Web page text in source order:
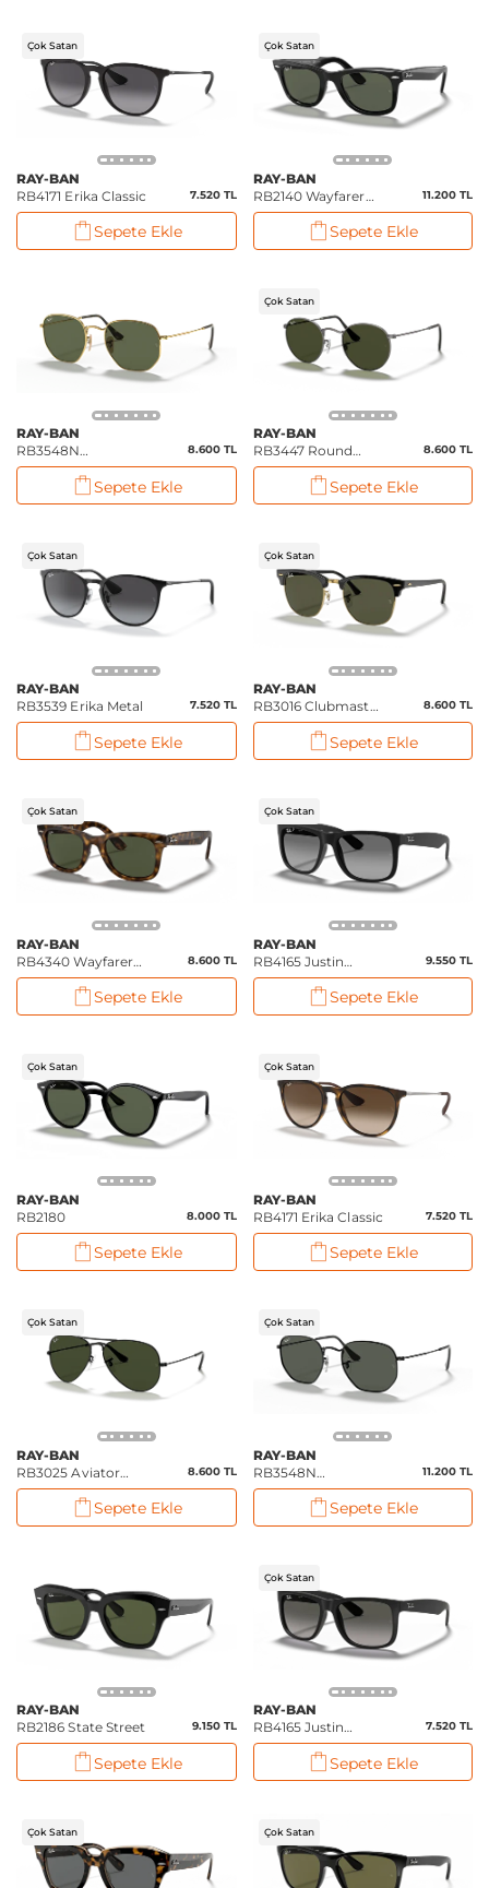
Çok Satan
RAY-BAN
RB4171 Erika Classic
7.520 TL
Sepete Ekle
Çok Satan
RAY-BAN
RB2140 Wayfarer
(Polarize)
11.200 TL
Sepete Ekle
RAY-BAN
RB3548N
Hexagonal Flat
8.600 TL
Sepete Ekle
Çok Satan
RAY-BAN
RB3447 Round
Metal
8.600 TL
Sepete Ekle
Çok Satan
RAY-BAN
RB3539 Erika Metal
7.520 TL
Sepete Ekle
Çok Satan
RAY-BAN
RB3016 Clubmaster
Classic
8.600 TL
Sepete Ekle
Çok Satan
RAY-BAN
RB4340 Wayfarer
Ease
8.600 TL
Sepete Ekle
Çok Satan
RAY-BAN
RB4165 Justin
Classic
9.550 TL
Sepete Ekle
Çok Satan
RAY-BAN
RB2180
8.000 TL
Sepete Ekle
Çok Satan
RAY-BAN
RB4171 Erika Classic
7.520 TL
Sepete Ekle
Çok Satan
RAY-BAN
RB3025 Aviator
Classic
8.600 TL
Sepete Ekle
Çok Satan
RAY-BAN
RB3548N
Hexagonal Flat
11.200 TL
Sepete Ekle
RAY-BAN
RB2186 State Street
9.150 TL
Sepete Ekle
Çok Satan
RAY-BAN
RB4165 Justin
Classic
7.520 TL
Sepete Ekle
Çok Satan Çok Satan